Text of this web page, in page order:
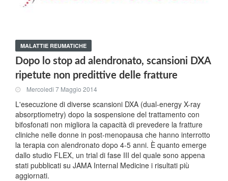
MALATTIE REUMATICHE
Dopo lo stop ad alendronato, scansioni DXA
ripetute non predittive delle fratture
Mercoledi 7 Maggio 2014
L'esecuzione di diverse scansioni DXA (dual-energy X-ray
absorptiometry) dopo la sospensione del trattamento con
bifosfonati non migliora la capacità di prevedere la fratture
cliniche nelle donne in post-menopausa che hanno interrotto
la terapia con alendronato dopo 4-5 anni. È quanto emerge
dallo studio FLEX, un trial di fase III del quale sono appena
stati pubblicati su JAMA Internal Medicine i risultati più
aggiornati.